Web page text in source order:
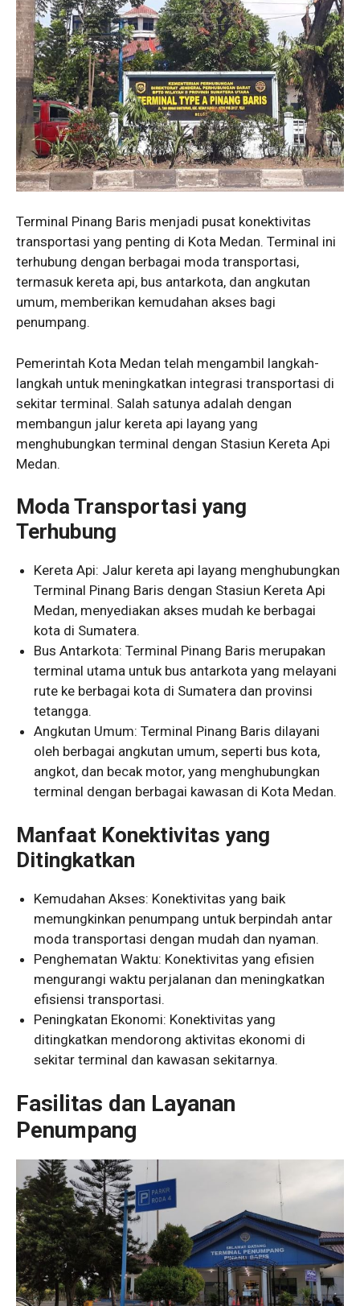
Terminal Pinang Baris menjadi pusat konektivitas
transportasi yang penting di Kota Medan. Terminal ini
terhubung dengan berbagai moda transportasi,
termasuk kereta api, bus antarkota, dan angkutan
umum, memberikan kemudahan akses bagi
penumpang.
Pemerintah Kota Medan telah mengambil langkah-
langkah untuk meningkatkan integrasi transportasi di
sekitar terminal. Salah satunya adalah dengan
membangun jalur kereta api layang yang
menghubungkan terminal dengan Stasiun Kereta Api
Medan.
Moda Transportasi yang
Terhubung
Kereta Api: Jalur kereta api layang menghubungkan
Terminal Pinang Baris dengan Stasiun Kereta Api
Medan, menyediakan akses mudah ke berbagai
kota di Sumatera.
Bus Antarkota: Terminal Pinang Baris merupakan
terminal utama untuk bus antarkota yang melayani
rute ke berbagai kota di Sumatera dan provinsi
tetangga.
Angkutan Umum: Terminal Pinang Baris dilayani
oleh berbagai angkutan umum, seperti bus kota,
angkot, dan becak motor, yang menghubungkan
terminal dengan berbagai kawasan di Kota Medan.
Manfaat Konektivitas yang
Ditingkatkan
Kemudahan Akses: Konektivitas yang baik
memungkinkan penumpang untuk berpindah antar
moda transportasi dengan mudah dan nyaman.
Penghematan Waktu: Konektivitas yang efisien
mengurangi waktu perjalanan dan meningkatkan
efisiensi transportasi.
Peningkatan Ekonomi: Konektivitas yang
ditingkatkan mendorong aktivitas ekonomi di
sekitar terminal dan kawasan sekitarnya.
Fasilitas dan Layanan
Penumpang